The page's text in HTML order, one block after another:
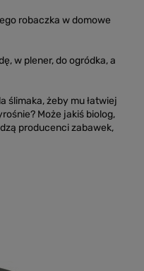
robaczka w domowe
w plener, do ogródka, a
ślimaka, żeby mu łatwiej
Może jakiś biolog,
producenci zabawek,